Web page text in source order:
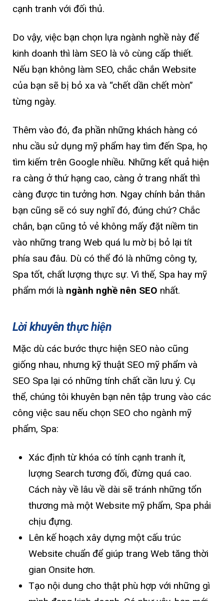
cạnh tranh với đối thủ.
Do vậy, việc bạn chọn lựa ngành nghề này để
kinh doanh thì làm SEO là vô cùng cấp thiết.
Nếu bạn không làm SEO, chắc chắn Website
của bạn sẽ bị bỏ xa và “chết dần chết mòn”
từng ngày.
Thêm vào đó, đa phần những khách hàng có
nhu cầu sử dụng mỹ phẩm hay tìm đến Spa, họ
tìm kiếm trên Google nhiều. Những kết quả hiện
ra càng ở thứ hạng cao, càng ở trang nhất thì
càng được tin tưởng hơn. Ngay chính bản thân
bạn cũng sẽ có suy nghĩ đó, đúng chứ? Chắc
chắn, bạn cũng tỏ vẻ không mấy đặt niềm tin
vào những trang Web quá lu mờ bị bỏ lại tít
phía sau đâu. Dù có thể đó là những công ty,
Spa tốt, chất lượng thực sự. Vì thế, Spa hay mỹ
phẩm mới là ngành nghề nên SEO nhất.
Lời khuyên thực hiện
Mặc dù các bước thực hiện SEO nào cũng
giống nhau, nhưng kỹ thuật SEO mỹ phẩm và
SEO Spa lại có những tính chất cần lưu ý. Cụ
thể, chúng tôi khuyên bạn nên tập trung vào các
công việc sau nếu chọn SEO cho ngành mỹ
phẩm, Spa:
Xác định từ khóa có tính cạnh tranh ít,
lượng Search tương đối, đừng quá cao.
Cách này về lâu về dài sẽ tránh những tổn
thương mà một Website mỹ phẩm, Spa phải
chịu đựng.
Lên kế hoạch xây dựng một cấu trúc
Website chuẩn để giúp trang Web tăng thời
gian Onsite hơn.
Tạo nội dung cho thật phù hợp với những gì